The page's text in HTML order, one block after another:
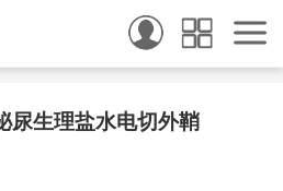
尿生理盐水电切外鞘